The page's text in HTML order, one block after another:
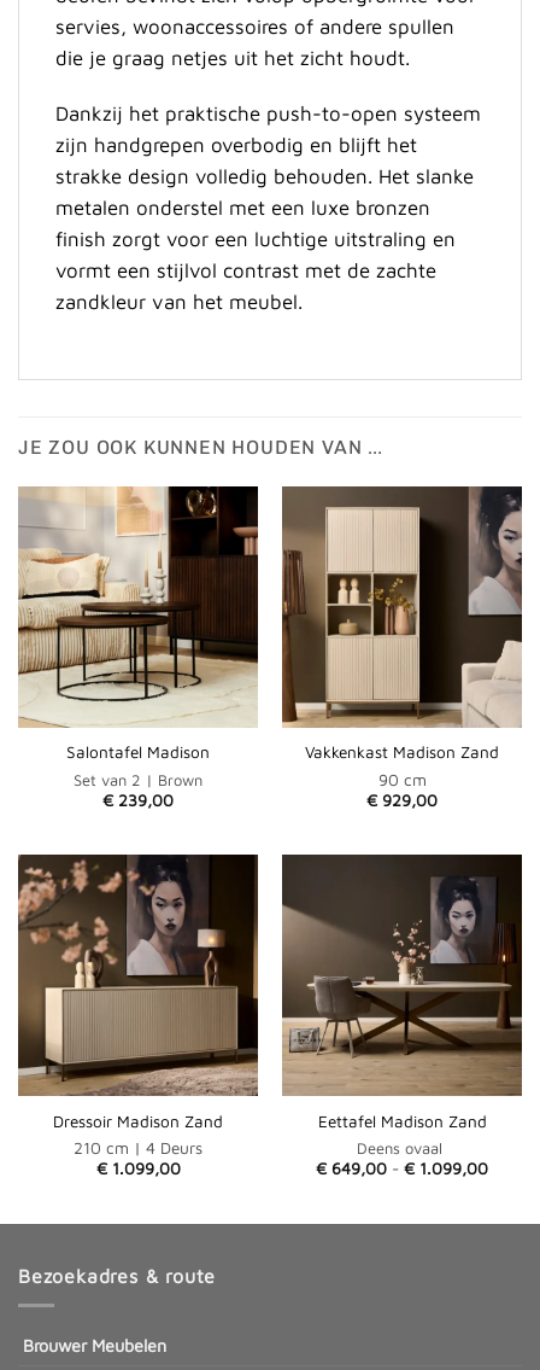
servies, woonaccessoires of andere spullen
die je graag netjes uit het zicht houdt.
Dankzij het praktische push-to-open systeem
zijn handgrepen overbodig en blijft het
strakke design volledig behouden. Het slanke
metalen onderstel met een luxe bronzen
finish zorgt voor een luchtige uitstraling en
vormt een stijlvol contrast met de zachte
zandkleur van het meubel.
JE ZOU OOK KUNNEN HOUDEN VAN …
Salontafel Madison
Set van 2 | Brown
€ 239,00
Vakkenkast Madison Zand
90 cm
€ 929,00
Dressoir Madison Zand
210 cm | 4 Deurs
€1.099,00
Eettafel Madison Zand
Deens ovaal
€ 649,00 - € 1.099,00
Bezoekadres & route
Brouwer Meubelen